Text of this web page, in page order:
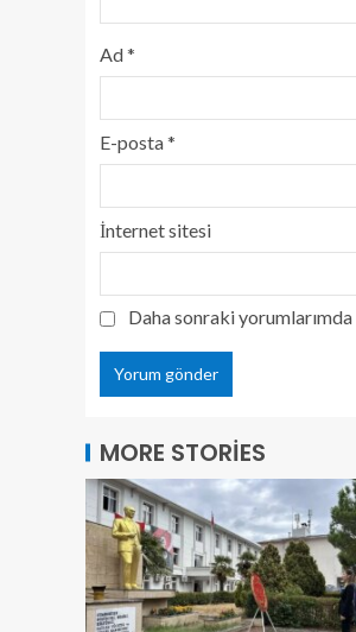
Ad*
E-posta*
İnternet sitesi
Daha sonraki
MORE STORIES